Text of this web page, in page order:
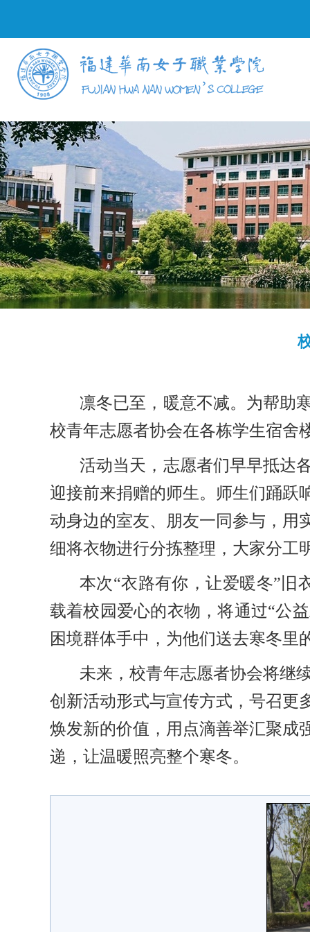
凛冬已至，暖意不减。为帮助
校青年志愿者协会在各栋学生宿舍
活动当天，志愿者们早早抵达
迎接前来捐赠的师生。师生们踊跃
动身边的室友、朋友一同参与，用
细将衣物进行分拣整理，大家分工
本次“衣路有你，让爱暖冬”旧
载着校园爱心的衣物，将通过“公
困境群体手中，为他们送去寒冬里
未来，校青年志愿者协会将继
创新活动形式与宣传方式，号召更
焕发新的价值，用点滴善举汇聚成
递，让温暖照亮整个寒冬。